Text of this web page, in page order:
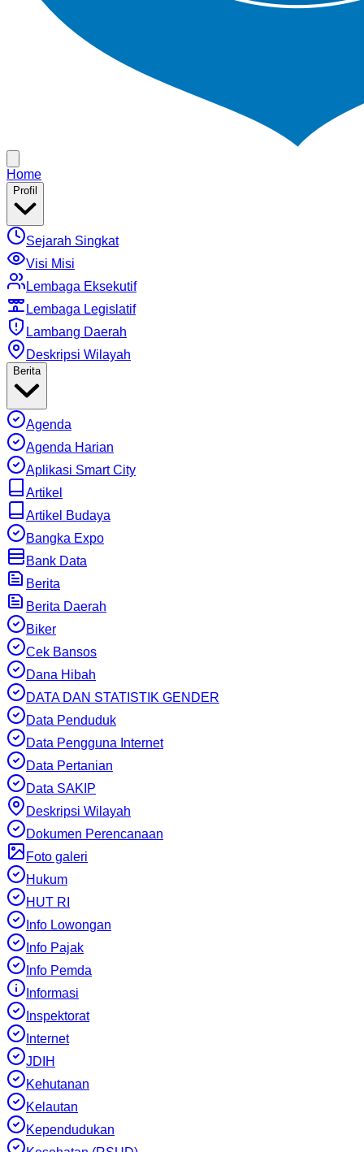
Home
Profil
Sejarah Singkat
Visi Misi
Lembaga Eksekutif
Lembaga Legislatif
Lambang Daerah
Deskripsi Wilayah
Berita
Agenda
Agenda Harian
Aplikasi Smart City
Artikel
Artikel Budaya
Bangka Expo
Bank Data
Berita
Berita Daerah
Biker
Cek Bansos
Dana Hibah
DATA DAN STATISTIK GENDER
Data Penduduk
Data Pengguna Internet
Data Pertanian
Data SAKIP
Deskripsi Wilayah
Dokumen Perencanaan
Foto galeri
Hukum
HUT RI
Info Lowongan
Info Pajak
Info Pemda
Informasi
Inspektorat
Internet
JDIH
Kehutanan
Kelautan
Kependudukan